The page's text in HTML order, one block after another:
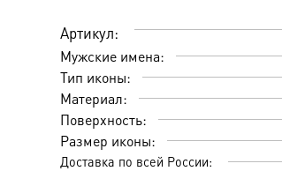
Артикул:
Мужские имена:
Тип иконы:
Материал:
Поверхность:
Размер иконы:
Доставка по всей России: